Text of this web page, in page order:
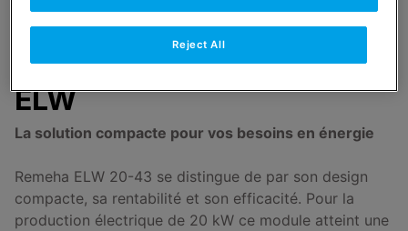
Cogénération
ELW
La solution compacte pour vos besoins en énergie
Remeha ELW 20-43 se distingue de par son design
compacte, sa rentabilité et son efficacité. Pour la
production électrique de 20 kW ce module atteint une
Reject All